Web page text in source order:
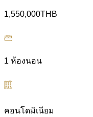
1,550,000THB
1 ห้องนอน
คอนโดมิเนียม